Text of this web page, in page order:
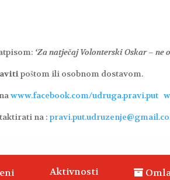
‘Za natječaj Volonterski Oskar – ne
poštom ili osobnom dostavom.
www.facebook.com/udruga.pravi.put
na :
Aktivnosti